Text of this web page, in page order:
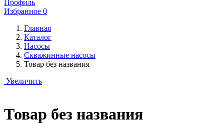
Профиль
Избранное 0
Главная
Каталог
Насосы
Скважинные насосы
Товар без названия
Увеличить
Товар без названия